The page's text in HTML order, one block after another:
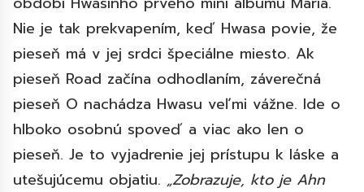
Nie je tak prekvapením, keď Hwasa povie, že
pieseň má v jej srdci špeciálne miesto. Ak
pieseň Road začína odhodlaním, záverečná
pieseň O nachádza Hwasu veľmi vážne. Ide o
hlboko osobnú spoveď a viac ako len o
pieseň. Je to vyjadrenie jej prístupu k láske a
utešujúcemu objatiu. „Zobrazuje, kto je Ahn